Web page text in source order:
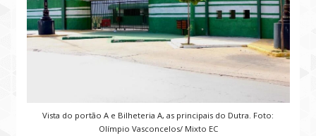
Vista do portão A e Bilheteria A, as principais do Dutra. Foto:
Olímpio Vasconcelos/ Mixto EC